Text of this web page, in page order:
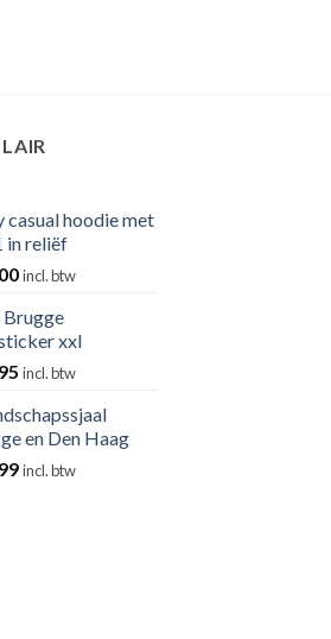
casual hoodie met
in reliëf
incl. btw
xxl
incl. btw
en Den Haag
incl. btw